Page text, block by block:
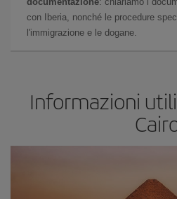
con Iberia, nonché le procedure
l'immigrazione e le dogane.
Informazioni